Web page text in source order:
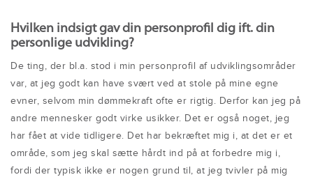
Hvilken indsigt gav din personprofil dig ift. din
personlige udvikling?
De ting, der bl.a. stod i min personprofil af udviklingsområder
var, at jeg godt kan have svært ved at stole på mine egne
evner, selvom min dømmekraft ofte er rigtig. Derfor kan jeg på
andre mennesker godt virke usikker. Det er også noget, jeg
har fået at vide tidligere. Det har bekræftet mig i, at det er et
område, som jeg skal sætte hårdt ind på at forbedre mig i,
fordi der typisk ikke er nogen grund til, at jeg tvivler på mig